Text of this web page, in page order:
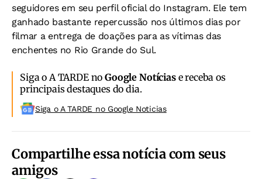
seguidores em seu perfil oficial do Instagram. Ele tem
ganhado bastante repercussão nos últimos dias por
filmar a entrega de doações para as vítimas das
enchentes no Rio Grande do Sul.
Siga o A TARDE noGoogle Notíciase receba os
principais destaques do dia.
Siga o A TARDE no Google Noticias
Compartilhe essa notícia com seus
amigos